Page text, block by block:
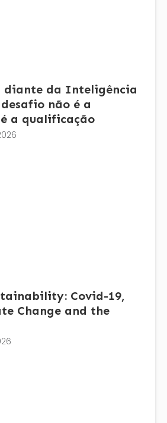
diante da Inteligência
não é a
a qualificação
Covid-19,
Change and the